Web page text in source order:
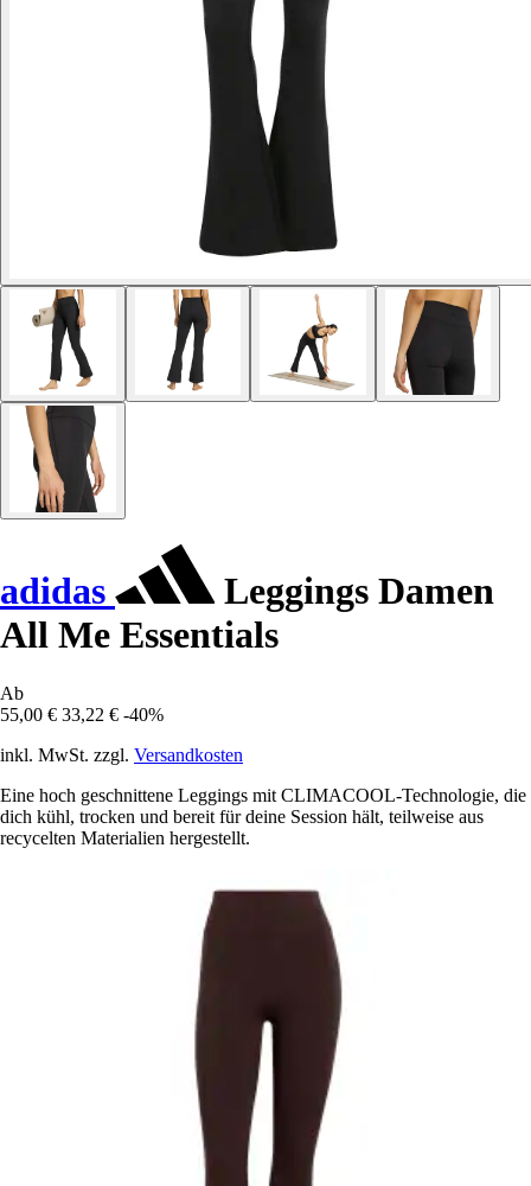
adidas
Leggings Damen
All Me Essentials
Ab
55,00 € 33,22 € -40%
inkl. MwSt. zzgl. Versandkosten
Eine hoch geschnittene Leggings mit CLIMACOOL-Technologie, die
dich kühl, trocken und bereit für deine Session hält, teilweise aus
recycelten Materialien hergestellt.